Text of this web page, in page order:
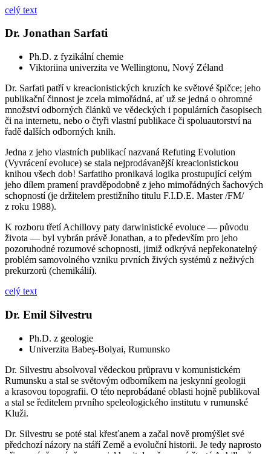
celý text
Dr. Jonathan Sarfati
Ph.D. z fyzikální chemie
Viktoriina univerzita ve Wellingtonu, Nový Zéland
Dr. Sarfati patří v kreacionistických kruzích ke světové špičce; jeho
publikační činnost je zcela mimořádná, ať už se jedná o ohromné
množství odborných článků ve vědeckých i populárních časopisech
či na internetu, nebo o čtyři vlastní publikace či spoluautorství na
řadě dalších odborných knih.
Jedna z jeho vlastních publikací nazvaná Refuting Evolution
(Vyvrácení evoluce) se stala nejprodávanější kreacionistickou
knihou všech dob! Sarfatiho pronikavá logika prostupující celým
jeho dílem pramení pravděpodobně z jeho mimořádných šachových
schopností (je držitelem prestižního titulu F.I.D.E. Master /FM/
z roku 1988).
K rozboru třetí Achillovy paty darwinistické evoluce — původu
života — byl vybrán právě Jonathan, a to především pro jeho
pozoruhodné rozumové schopnosti, jimiž odkrývá nepřekonatelný
problém samovolného vzniku prvních živých systémů z neživých
prekurzorů (chemikálií).
celý text
Dr. Emil Silvestru
Ph.D. z geologie
Univerzita Babeș-Bolyai, Rumunsko
Dr. Silvestru absolvoval vědeckou průpravu v komunistickém
Rumunsku a stal se světovým odborníkem na jeskynní geologii
a krasovou topografii. O této neprobádané oblasti hojně publikoval
a stal se ředitelem prvního speleologického institutu v rumunské
Kluži.
Dr. Silvestru se poté stal křesťanem a začal nově promýšlet své
předchozí názory na stáří Země a evoluční historii. Je tedy naprosto